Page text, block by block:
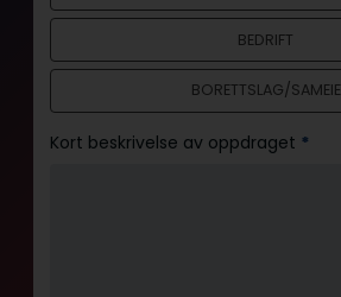
o
d
BEDRIFT
BORETTSLAG/SAMEIE
Kort beskrivelse av oppdraget *